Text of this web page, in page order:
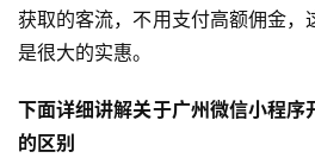
获取的客流，不用支付高额佣金，
是很大的实惠。
下面详细讲解关于广州微信小程序
的区别